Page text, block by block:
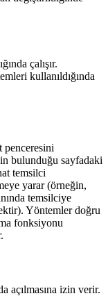
çalışır.
kullanıldığında
penceresini
bulunduğu sayfadaki
temsilci
yarar (örneğin,
temsilciye
Yöntemler doğru
fonksiyonu
açılmasına izin verir.